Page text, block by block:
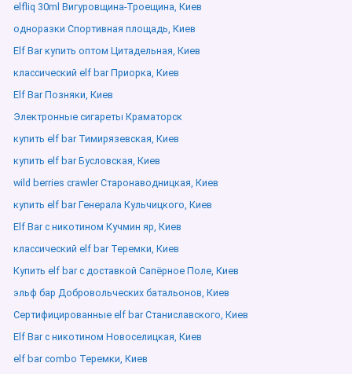
elfliq 30ml Вигуровщина-Троещина, Киев
одноразки Спортивная площадь, Киев
Elf Bar купить оптом Цитадельная, Киев
классический elf bar Приорка, Киев
Elf Bar Позняки, Киев
Электронные сигареты Краматорск
купить elf bar Тимирязевская, Киев
купить elf bar Бусловская, Киев
wild berries crawler Старонаводницкая, Киев
купить elf bar Генерала Кульчицкого, Киев
Elf Bar с никотином Кучмин яр, Киев
классический elf bar Теремки, Киев
Купить elf bar с доставкой Сапёрное Поле, Киев
эльф бар Добровольческих батальонов, Киев
Сертифицированные elf bar Станиславского, Киев
Elf Bar с никотином Новоселицкая, Киев
elf bar combo Теремки, Киев